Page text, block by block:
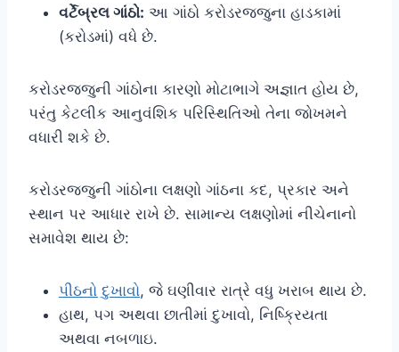
વર્ટેબ્રલ ગાંઠો: આ ગાંઠો કરોડરજ્જુના હાડકામાં
(કરોડમાં) વધે છે.
કરોડરજ્જુની ગાંઠોના કારણો મોટાભાગે અજ્ઞાત હોય છે,
પરંતુ કેટલીક આનુવંશિક પરિસ્થિતિઓ તેના જોખમને
વધારી શકે છે.
કરોડરજ્જુની ગાંઠોના લક્ષણો ગાંઠના કદ, પ્રકાર અને
સ્થાન પર આધાર રાખે છે. સામાન્ય લક્ષણોમાં નીચેનાનો
સમાવેશ થાય છે:
પીઠનો દુખાવો, જે ઘણીવાર રાત્રે વધુ ખરાબ થાય છે.
હાથ, પગ અથવા છાતીમાં દુખાવો, નિષ્ક્રિયતા
અથવા નબળાઇ.